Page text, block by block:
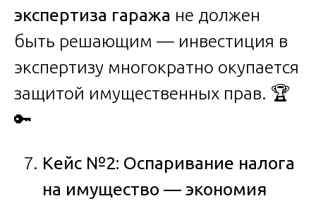
экспертиза гаража не должен
быть решающим — инвестиция в
экспертизу многократно окупается
защитой имущественных прав. 🏆
🔑
Кейс №2: Оспаривание налога
на имущество — экономия